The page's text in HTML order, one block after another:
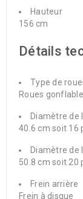
Hauteur
156 cm
Détails
Type de
Roues
Diamètre de
40.6 cm soit 16
Diamètre de
50.8 cm soit 20
Frein arrière
Frein à disque